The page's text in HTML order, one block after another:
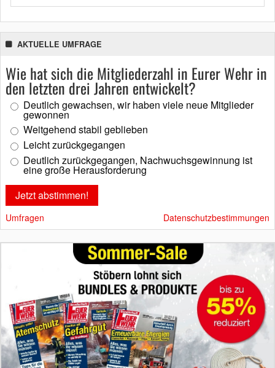
AKTUELLE UMFRAGE
Wie hat sich die Mitgliederzahl in Eurer Wehr in
den letzten drei Jahren entwickelt?
Deutlich gewachsen, wir haben viele neue Mitglieder
gewonnen
Weitgehend stabil geblieben
Leicht zurückgegangen
Deutlich zurückgegangen, Nachwuchsgewinnung ist
eine große Herausforderung
Umfragen Datenschutzbestimmungen